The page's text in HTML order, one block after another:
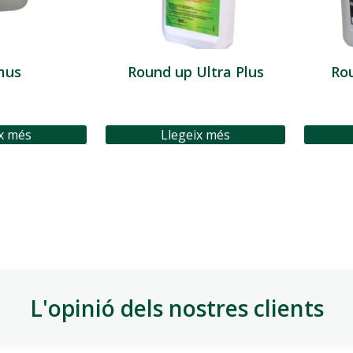
més
Round up Ultra Plus
Llegeix més
L'opinió dels nostres clients